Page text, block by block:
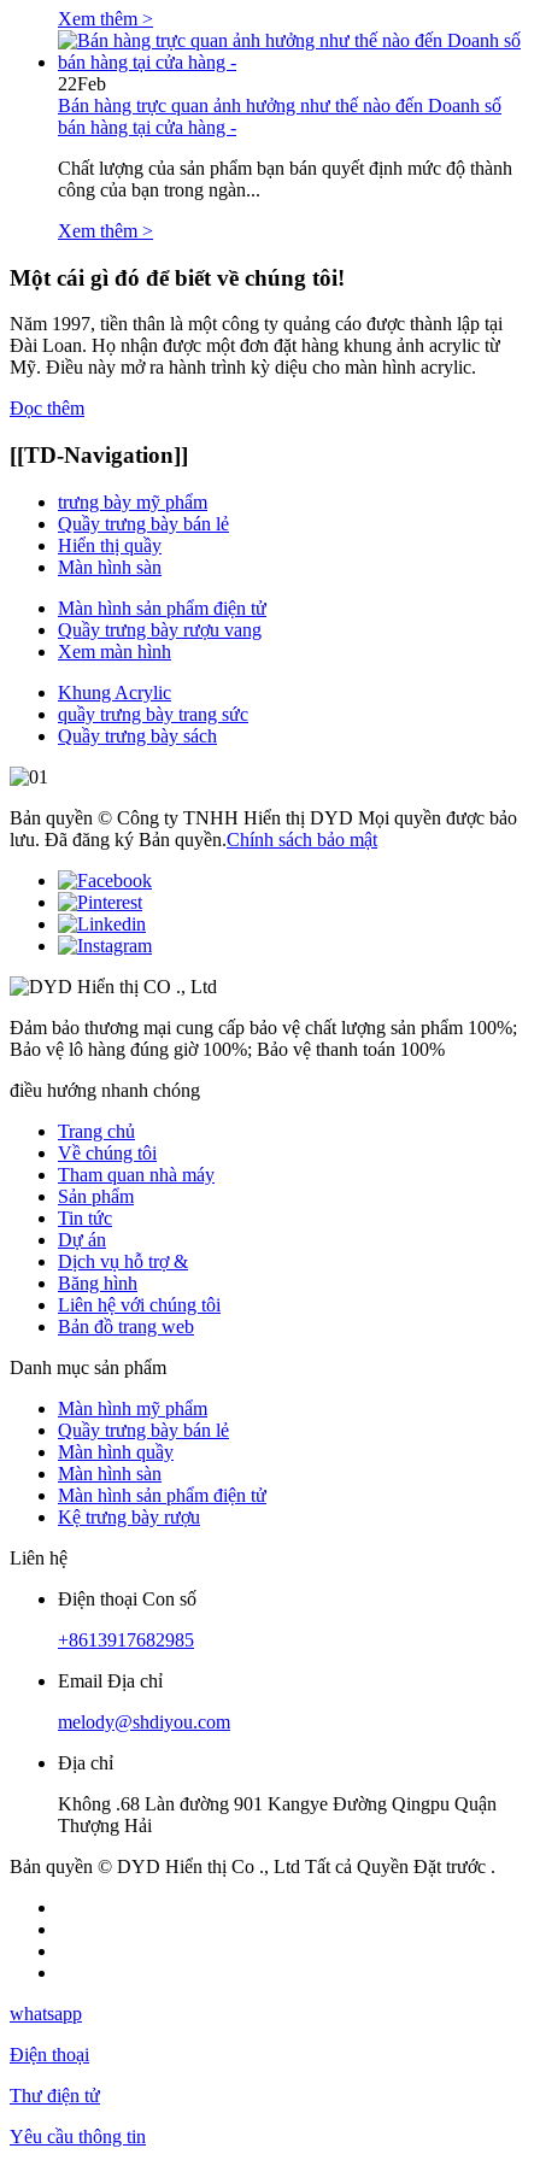
Xem thêm >
22Feb
Bán hàng trực quan ảnh hưởng như thế nào đến Doanh số
bán hàng tại cửa hàng -
Chất lượng của sản phẩm bạn bán quyết định mức độ thành
công của bạn trong ngàn...
Xem thêm >
Một cái gì đó để biết về chúng tôi!
Năm 1997, tiền thân là một công ty quảng cáo được thành lập tại
Đài Loan. Họ nhận được một đơn đặt hàng khung ảnh acrylic từ
Mỹ. Điều này mở ra hành trình kỳ diệu cho màn hình acrylic.
Đọc thêm
[[TD-Navigation]]
trưng bày mỹ phẩm
Quầy trưng bày bán lẻ
Hiển thị quầy
Màn hình sàn
Màn hình sản phẩm điện tử
Quầy trưng bày rượu vang
Xem màn hình
Khung Acrylic
quầy trưng bày trang sức
Quầy trưng bày sách
Bản quyền © Công ty TNHH Hiển thị DYD Mọi quyền được bảo
lưu. Đã đăng ký Bản quyền.Chính sách bảo mật
Đảm bảo thương mại cung cấp bảo vệ chất lượng sản phẩm 100%;
Bảo vệ lô hàng đúng giờ 100%; Bảo vệ thanh toán 100%
điều hướng nhanh chóng
Trang chủ
Về chúng tôi
Tham quan nhà máy
Sản phẩm
Tin tức
Dự án
Dịch vụ hỗ trợ &
Băng hình
Liên hệ với chúng tôi
Bản đồ trang web
Danh mục sản phẩm
Màn hình mỹ phẩm
Quầy trưng bày bán lẻ
Màn hình quầy
Màn hình sàn
Màn hình sản phẩm điện tử
Kệ trưng bày rượu
Liên hệ
Điện thoại Con số
+8613917682985
Email Địa chỉ
melody@shdiyou.com
Địa chỉ
Không .68 Làn đường 901 Kangye Đường Qingpu Quận
Thượng Hải
Bản quyền © DYD Hiển thị Co ., Ltd Tất cả Quyền Đặt trước .
whatsapp
Điện thoại
Thư điện tử
Yêu cầu thông tin